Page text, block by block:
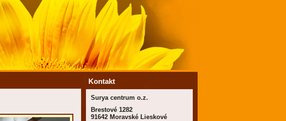
Kontakt
Surya centrum o.z.
Brestové 1282
91642 Moravské Lieskové